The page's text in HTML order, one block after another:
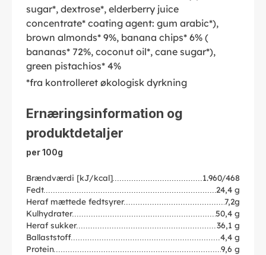
sugar*, dextrose*, elderberry juice
concentrate* coating agent: gum arabic*),
brown almonds* 9%, banana chips* 6% (
bananas* 72%, coconut oil*, cane sugar*),
green pistachios* 4%
*fra kontrolleret økologisk dyrkning
Ernæringsinformation og
produktdetaljer
per 100g
Brændværdi [kJ/kcal]
1.960/468
Fedt
24,4 g
Heraf mættede fedtsyrer
7,2g
Kulhydrater
50,4 g
Heraf sukker
36,1 g
Ballaststoff
4,4 g
Protein
9,6 g